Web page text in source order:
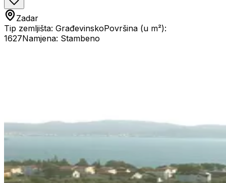
Zadar
Tip zemljišta: GrađevinskoPovršina (u m²):
1627Namjena: Stambeno